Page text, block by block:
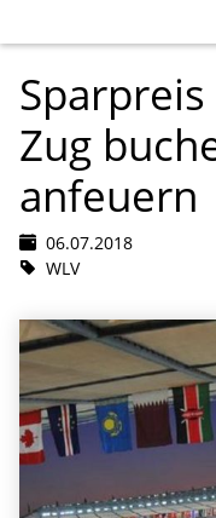
Zug
anfeuern
06.07.2018
WLV